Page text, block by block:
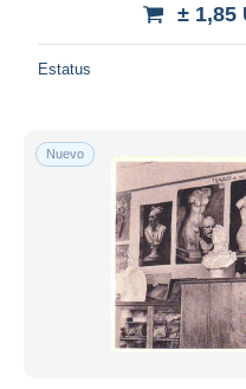
± 1,85
Estatus
Nuevo